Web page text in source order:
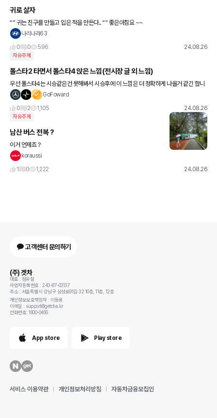
귀로 살자
“” 귀는 친구를 만들고 입은 적을 만든다.. “” 좋은아침요 ~~
나리나라63
0
0 596 24.08.26
자유주제
폴스타2 타면서 폴스타4 앉은 느낌(전시장 글 외 느낌)
우선 폴스타4는 시승같은건 못해봐서 시승후에 이 느낌은 더 정확하게 나올거 같긴 합니
다만.... 폴2와 폴4의 딱 운행감을 어림짐작 해보자면 폴2가 매번 까이는게 차 크기죠 외
GoFoward
0
2 1,105 24.08.26
자유주제
남산 버스 전복 ?
이거 언제죠 ?
koraussi
1
0 1,222 24.08.26
고객센터 문의하기
(주) 겟차
대표 : 정유철
사업자등록번호 : 243-87-00137
주소 : 서울특별시 강남구 삼성로91길 32 10층, 11층, 12층
개인정보보호책임자 : 이동용
이메일 : support@getcha.kr
전화번호: 1800-0456
App store Play store
서비스 이용약관 개인정보처리방침 자동차금융모집인